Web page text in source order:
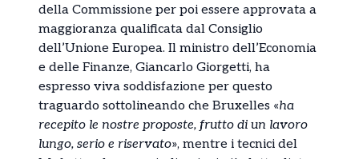
della Commissione per poi essere approvata a
maggioranza qualificata dal Consiglio
dell’Unione Europea. Il ministro dell’Economia
e delle Finanze, Giancarlo Giorgetti, ha
espresso viva soddisfazione per questo
traguardo sottolineando che Bruxelles «ha
recepito le nostre proposte, frutto di un lavoro
lungo, serio e riservato», mentre i tecnici del